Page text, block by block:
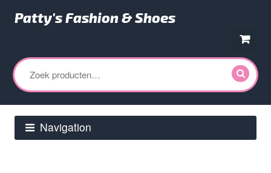
naar
navigatie
naar
de
inhoud
Patty's Fashion & Shoes
Zoeken
naar:
Navigation